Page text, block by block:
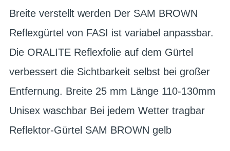
Breite verstellt werden Der SAM BROWN
Reflexgürtel von FASI ist variabel anpassbar.
Die ORALITE Reflexfolie auf dem Gürtel
verbessert die Sichtbarkeit selbst bei großer
Entfernung. Breite 25 mm Länge 110-130mm
Unisex waschbar Bei jedem Wetter tragbar
Reflektor-Gürtel SAM BROWN gelb